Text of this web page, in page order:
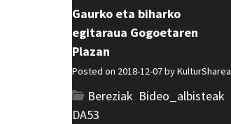
Gaurko eta biharko
egitaraua Gogoetaren
Plazan
Posted on 2018-12-07 byKulturSharea
Bereziak Bideo_albisteak
DA53